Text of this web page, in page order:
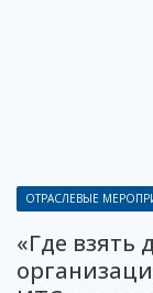
ОТРАСЛЕВЫЕ
«Где взять